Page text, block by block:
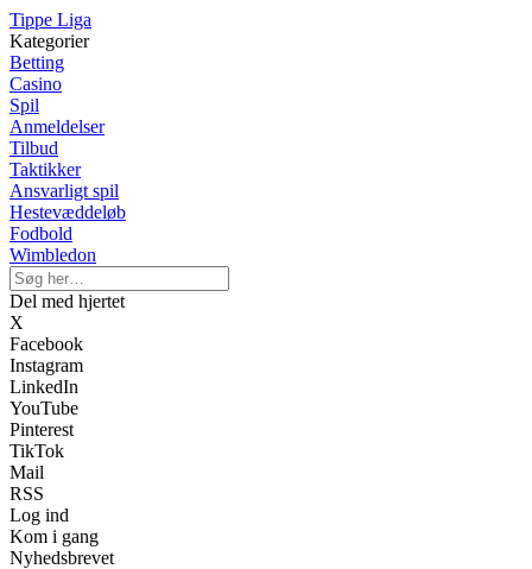
Tippe Liga
Kategorier
Betting
Casino
Spil
Anmeldelser
Tilbud
Taktikker
Ansvarligt spil
Hestevæddeløb
Fodbold
Wimbledon
Del med hjertet
X
Facebook
Instagram
LinkedIn
YouTube
Pinterest
TikTok
Mail
RSS
Log ind
Kom i gang
Nyhedsbrevet